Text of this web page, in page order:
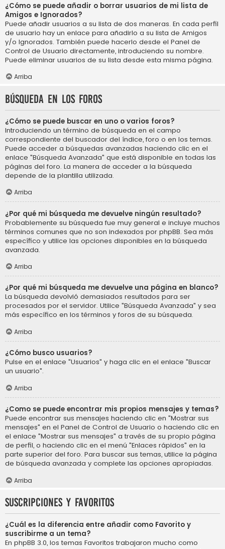
¿Cómo se puede añadir o borrar usuarios de mi lista de
Amigos e Ignorados?
Puede añadir usuarios a su lista de dos maneras. En cada perfil
de usuario hay un enlace para añadirlo a su lista de Amigos
y/o Ignorados. También puede hacerlo desde el Panel de
Control de Usuario directamente, introduciendo su nombre.
Puede eliminar usuarios de su lista desde esta misma página.
Arriba
Búsqueda en los foros
¿Cómo se puede buscar en uno o varios foros?
Introduciendo un término de búsqueda en el campo
correspondiente del buscador del índice, foro o en los temas.
Puede acceder a búsquedas avanzadas haciendo clic en el
enlace "Búsqueda Avanzada" que está disponible en todas las
páginas del foro. La manera de acceder a la búsqueda
depende de la plantilla utilizada.
Arriba
¿Por qué mi búsqueda me devuelve ningún resultado?
Probablemente su búsqueda fue muy general e incluye muchos
términos comunes que no son indexados por phpBB. Sea más
específico y utilice las opciones disponibles en la búsqueda
avanzada.
Arriba
¿Por qué mi búsqueda me devuelve una página en blanco?
La búsqueda devolvió demasiados resultados para ser
procesados por el servidor. Utilice "Búsqueda Avanzada" y sea
más específico en los términos y foros de su búsqueda.
Arriba
¿Cómo busco usuarios?
Pulse en el enlace "Usuarios" y haga clic en el enlace "Buscar
un usuario".
Arriba
¿Como se puede encontrar mis propios mensajes y temas?
Puede encontrar sus mensajes haciendo clic en "Mostrar sus
mensajes" en el Panel de Control de Usuario o haciendo clic en
el enlace "Mostrar sus mensajes" a través de su propio página
de perfil, o haciendo clic en el menú "Enlaces rápidos" en la
parte superior del foro. Para buscar sus temas, utilice la página
de búsqueda avanzada y complete las opciones apropiadas.
Arriba
Suscripciones y Favoritos
¿Cuál es la diferencia entre añadir como Favorito y
suscribirme a un tema?
En phpBB 3.0, los temas Favoritos trabajaron mucho como